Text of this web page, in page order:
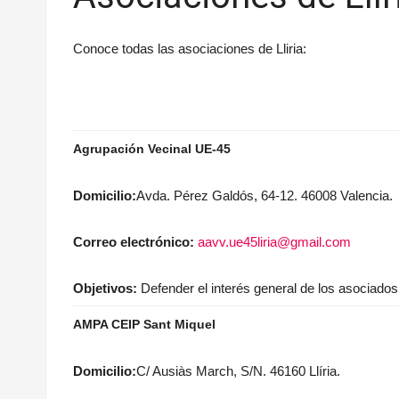
Conoce todas las asociaciones de Lliria:
Agrupación Vecinal UE-45
Domicilio:Avda. Pérez Galdós, 64-12. 46008 Valencia.
Correo electrónico: aavv.ue45liria@gmail.com
Objetivos: Defender el interés general de los
AMPA CEIP Sant Miquel
Domicilio:C/ Ausiàs March, S/N. 46160 Llíria.